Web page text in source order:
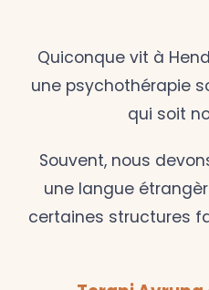
Quiconque vit à
une psychothérapie
qui soit
Souvent, nous
une langue
certaines structures